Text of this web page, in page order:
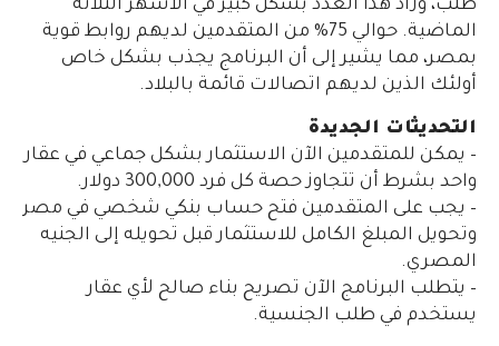
طلب، وزاد هذا العدد بشكل كبير في الأشهر الثلاثة
الماضية. حوالي 75% من المتقدمين لديهم روابط قوية
بمصر، مما يشير إلى أن البرنامج يجذب بشكل خاص
أولئك الذين لديهم اتصالات قائمة بالبلاد.
التحديثات الجديدة
– يمكن للمتقدمين الآن الاستثمار بشكل جماعي في عقار
واحد بشرط أن تتجاوز حصة كل فرد 300,000 دولار.
– يجب على المتقدمين فتح حساب بنكي شخصي في مصر
وتحويل المبلغ الكامل للاستثمار قبل تحويله إلى الجنيه
المصري.
– يتطلب البرنامج الآن تصريح بناء صالح لأي عقار
يستخدم في طلب الجنسية.